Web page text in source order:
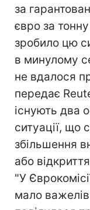
за
євро за
зробило цю
в минулому
не вдалося
передає
існують два
ситуації, що
збільшення
або
"У
мало